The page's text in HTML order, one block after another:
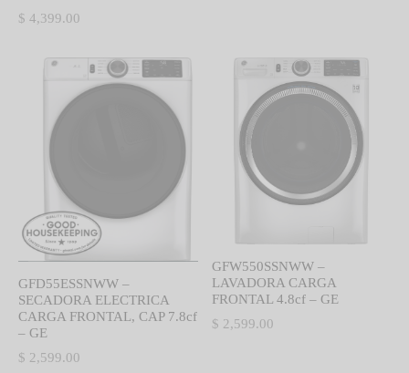
$ 4,399.00
GFD55ESSNWW –
SECADORA ELECTRICA
CARGA FRONTAL, CAP 7.8cf
– GE
$ 2,599.00
GFW550SSNWW –
LAVADORA CARGA
FRONTAL 4.8cf – GE
$ 2,599.00